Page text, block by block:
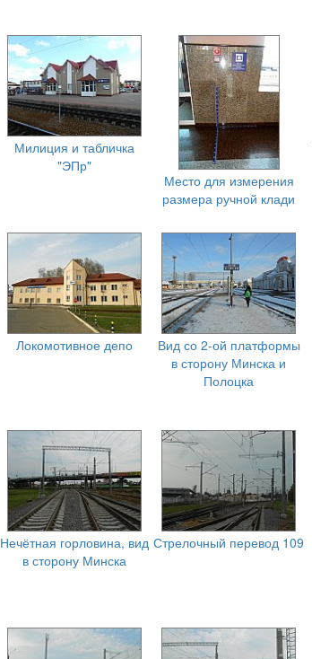
Милиция и табличка
"ЭПр"
Место для измерения
размера ручной клади
Локомотивное депо
Вид со 2-ой платформы
в сторону Минска и
Полоцка
Нечётная горловина, вид
в сторону Минска
Стрелочный перевод 109